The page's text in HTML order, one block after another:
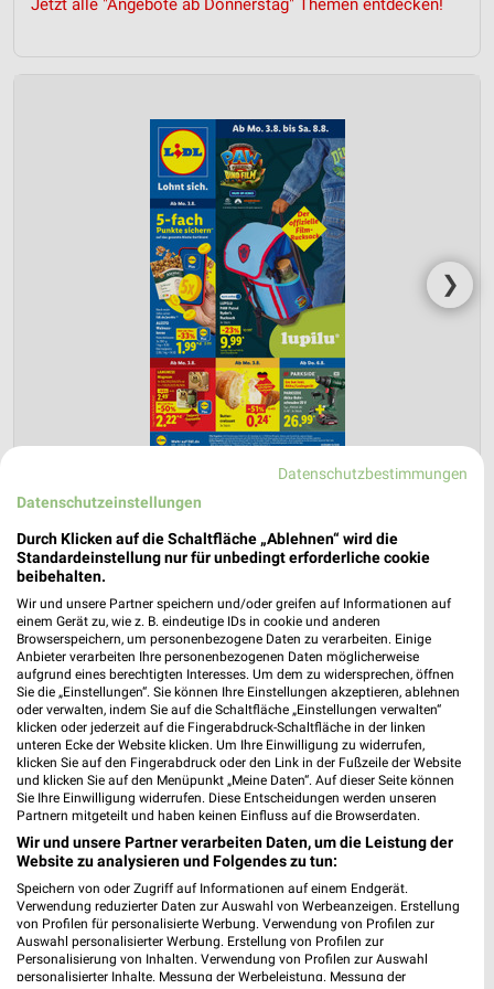
Jetzt alle "Angebote ab Donnerstag" Themen entdecken!
❯
03.08.
Gültig von 03. Aug. bis 08. Aug.
📅 Kalendereintrag erstellen
PROSPEKT BLÄTTERN
KINDERMODE & SPIELZEUG WEIN ANGEBOTE AB FREITAG
Datenschutzbestimmungen
Datenschutzeinstellungen
Durch Klicken auf die Schaltfläche „Ablehnen“ wird die
Standardeinstellung nur für unbedingt erforderliche cookie
beibehalten.
Wir und unsere Partner speichern und/oder greifen auf Informationen auf
einem Gerät zu, wie z. B. eindeutige IDs in cookie und anderen
Browserspeichern, um personenbezogene Daten zu verarbeiten. Einige
Anbieter verarbeiten Ihre personenbezogenen Daten möglicherweise
aufgrund eines berechtigten Interesses. Um dem zu widersprechen, öffnen
Sie die „Einstellungen“. Sie können Ihre Einstellungen akzeptieren, ablehnen
oder verwalten, indem Sie auf die Schaltfläche „Einstellungen verwalten“
klicken oder jederzeit auf die Fingerabdruck-Schaltfläche in der linken
unteren Ecke der Website klicken. Um Ihre Einwilligung zu widerrufen,
klicken Sie auf den Fingerabdruck oder den Link in der Fußzeile der Website
und klicken Sie auf den Menüpunkt „Meine Daten“. Auf dieser Seite können
Sie Ihre Einwilligung widerrufen. Diese Entscheidungen werden unseren
Partnern mitgeteilt und haben keinen Einfluss auf die Browserdaten.
Wir und unsere Partner verarbeiten Daten, um die Leistung der
Website zu analysieren und Folgendes zu tun:
Speichern von oder Zugriff auf Informationen auf einem Endgerät.
Verwendung reduzierter Daten zur Auswahl von Werbeanzeigen. Erstellung
von Profilen für personalisierte Werbung. Verwendung von Profilen zur
Auswahl personalisierter Werbung. Erstellung von Profilen zur
Personalisierung von Inhalten. Verwendung von Profilen zur Auswahl
personalisierter Inhalte. Messung der Werbeleistung. Messung der